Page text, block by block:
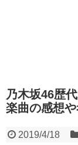
乃木坂46歴
楽曲の感想
2019/4/18